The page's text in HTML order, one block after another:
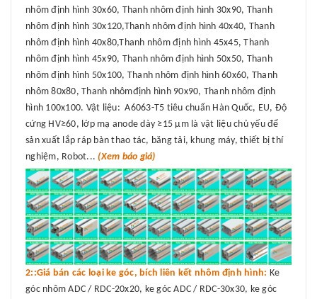
nhôm định hình 30x60, Thanh nhôm định hình 30x90, Thanh
nhôm định hình 30x120,Thanh nhôm định hình 40x40, Thanh
nhôm định hình 40x80,Thanh nhôm định hình 45x45, Thanh
nhôm định hình 45x90, Thanh nhôm định hình 50x50, Thanh
nhôm định hình 50x100, Thanh nhôm định hình 60x60, Thanh
nhôm 80x80, Thanh nhômđịnh hình 90x90, Thanh nhôm định
hình 100x100. Vật liệu: A6063-T5 tiêu chuẩn Hàn Quốc, EU, Độ
cứng HV≥60, lớp mạ anode dày ≥15 μm là vật liệu chủ yếu để
sản xuất lắp ráp bàn thao tác, băng tải, khung máy, thiết bị thí
nghiệm, Robot... (Xem báo giá)
2::Giá bán các loại ke góc, bích liên kết nhôm định hình: Ke
góc nhôm ADC / RDC-20x20, ke góc ADC / RDC-30x30, ke góc